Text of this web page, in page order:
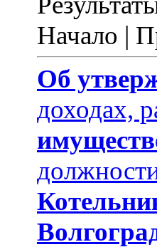
Начало |
Об
доходах,